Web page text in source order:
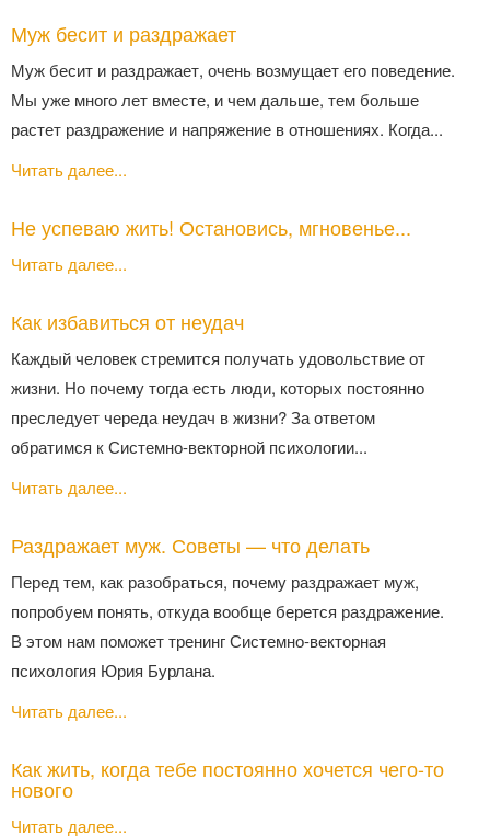
Муж бесит и раздражает
Муж бесит и раздражает, очень возмущает его поведение.
Мы уже много лет вместе, и чем дальше, тем больше
растет раздражение и напряжение в отношениях. Когда...
Читать далее...
Не успеваю жить! Остановись, мгновенье...
Читать далее...
Как избавиться от неудач
Каждый человек стремится получать удовольствие от
жизни. Но почему тогда есть люди, которых постоянно
преследует череда неудач в жизни? За ответом
обратимся к Системно-векторной психологии...
Читать далее...
Раздражает муж. Советы — что делать
Перед тем, как разобраться, почему раздражает муж,
попробуем понять, откуда вообще берется раздражение.
В этом нам поможет тренинг Системно-векторная
психология Юрия Бурлана.
Читать далее...
Как жить, когда тебе постоянно хочется чего-то
нового
Читать далее...